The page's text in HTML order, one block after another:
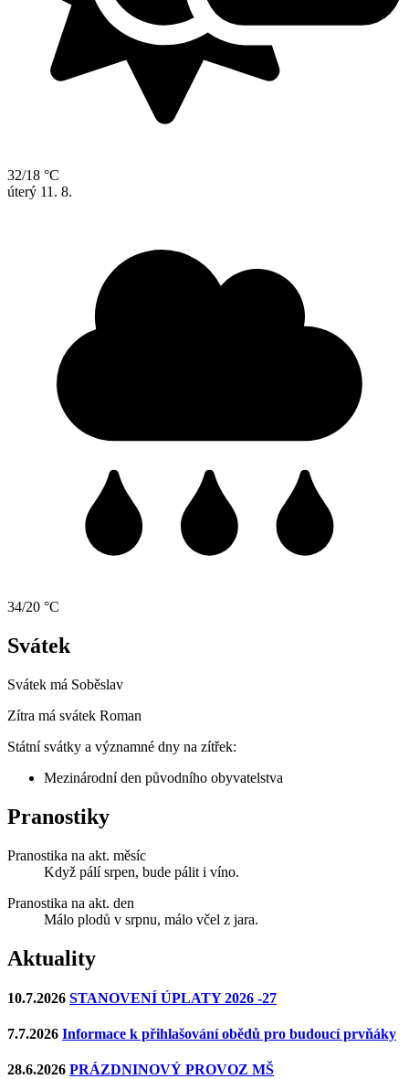
32/18 °C
úterý 11. 8.
34/20 °C
Svátek
Svátek má Soběslav
Zítra má svátek Roman
Státní svátky a významné dny na zítřek:
Mezinárodní den původního obyvatelstva
Pranostiky
Pranostika na akt. měsíc
Když pálí srpen, bude pálit i víno.
Pranostika na akt. den
Málo plodů v srpnu, málo včel z jara.
Aktuality
10.7.2026 STANOVENÍ ÚPLATY 2026 -27
7.7.2026 Informace k přihlašování obědů pro budoucí prvňáky
28.6.2026 PRÁZDNINOVÝ PROVOZ MŠ